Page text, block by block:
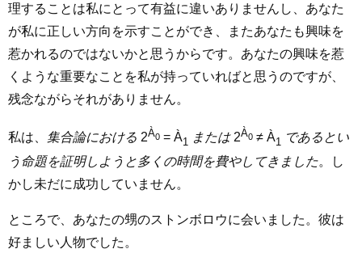
理することは私にとって有益に違いありませんし、あなた
が私に正しい方向を示すことができ、またあなたも興味を
惹かれるのではないかと思うからです。あなたの興味を惹
くような重要なことを私が持っていればと思うのですが、
残念ながらそれがありません。
私は、 集合論における 2À0 = À1 または2À0 ≠ À1 であるとい
う命題を証明しようと多くの時間を費やしてきました。し
かし未だに成功していません。
ところで、あなたの甥のストンボロウに会いました。彼は
好ましい人物でした。